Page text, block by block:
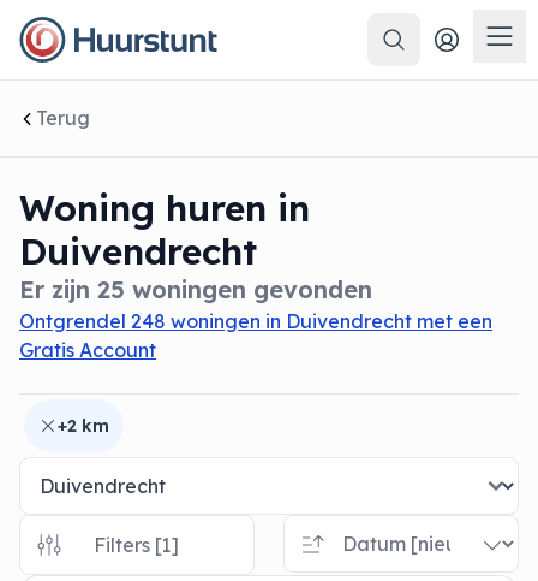
Zoeken
Terug
Woning huren in
Duivendrecht
Er zijn 25 woningen gevonden
Ontgrendel 248 woningen in Duivendrecht met een
Gratis Account
sluiten
+2 km
Filters [1]